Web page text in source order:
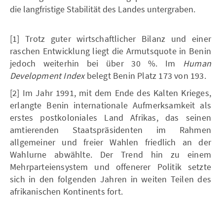
die langfristige Stabilität des Landes untergraben.
[1] Trotz guter wirtschaftlicher Bilanz und einer
raschen Entwicklung liegt die Armutsquote in Benin
jedoch weiterhin bei über 30 %. Im Human
Development Indexbelegt Benin Platz 173 von 193.
[2] Im Jahr 1991, mit dem Ende des Kalten Krieges,
erlangte Benin internationale Aufmerksamkeit als
erstes postkoloniales Land Afrikas, das seinen
amtierenden Staatspräsidenten im Rahmen
allgemeiner und freier Wahlen friedlich an der
Wahlurne abwählte. Der Trend hin zu einem
Mehrparteiensystem und offenerer Politik setzte
sich in den folgenden Jahren in weiten Teilen des
afrikanischen Kontinents fort.